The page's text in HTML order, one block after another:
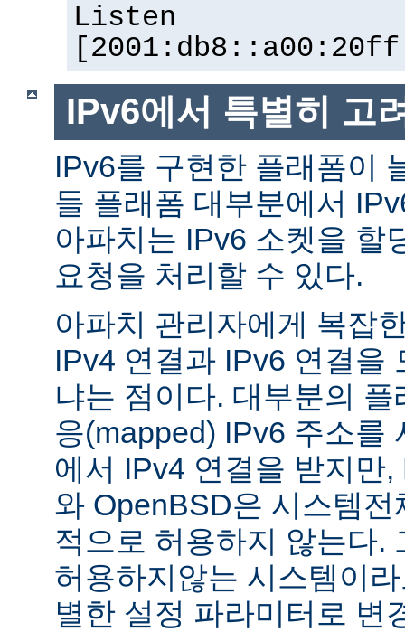
Listen
IPv6에서 특별히 고
IPv6를 구현한 플래폼이
들 플래폼 대부분에서
아파치는 IPv6 소켓을 할
요청을 처리할 수 있다.
아파치 관리자에게 복잡
IPv4 연결과 IPv6 연결을
냐는 점이다. 대부분의
응(mapped) IPv6 주소를
에서 IPv4 연결을 받지만
와 OpenBSD은 시스템
적으로 허용하지 않는다.
허용하지않는 시스템이
별한 설정 파라미터로 변